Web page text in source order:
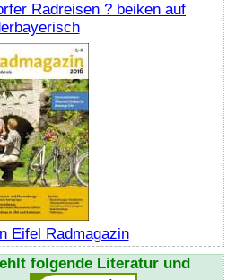
Radreisen ? beiken auf
Eifel Radmagazin
folgende Literatur und